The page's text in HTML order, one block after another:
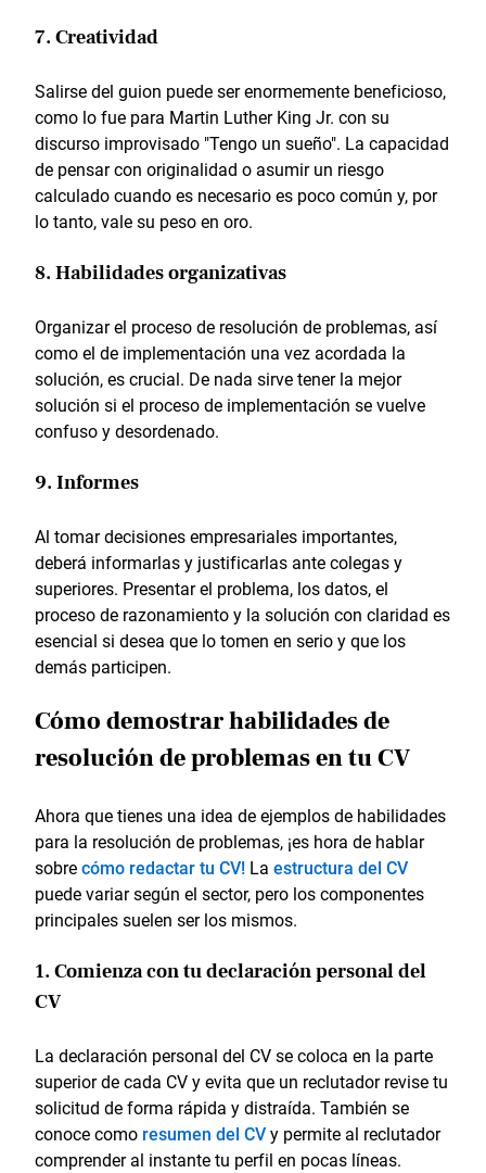
7. Creatividad
Salirse del guion puede ser enormemente beneficioso,
como lo fue para Martin Luther King Jr. con su
discurso improvisado "Tengo un sueño". La capacidad
de pensar con originalidad o asumir un riesgo
calculado cuando es necesario es poco común y, por
lo tanto, vale su peso en oro.
8. Habilidades organizativas
Organizar el proceso de resolución de problemas, así
como el de implementación una vez acordada la
solución, es crucial. De nada sirve tener la mejor
solución si el proceso de implementación se vuelve
confuso y desordenado.
9. Informes
Al tomar decisiones empresariales importantes,
deberá informarlas y justificarlas ante colegas y
superiores. Presentar el problema, los datos, el
proceso de razonamiento y la solución con claridad es
esencial si desea que lo tomen en serio y que los
demás participen.
Cómo demostrar habilidades de
resolución de problemas en tu CV
Ahora que tienes una idea de ejemplos de habilidades
para la resolución de problemas, ¡es hora de hablar
sobrecómo redactar tu CV! La estructura del CV
puede variar según el sector, pero los componentes
principales suelen ser los mismos.
1. Comienza con tu declaración personal del
CV
La declaración personal del CV se coloca en la parte
superior de cada CV y evita que un reclutador revise tu
solicitud de forma rápida y distraída. También se
conoce como resumen del CVy permite al reclutador
comprender al instante tu perfil en pocas líneas.